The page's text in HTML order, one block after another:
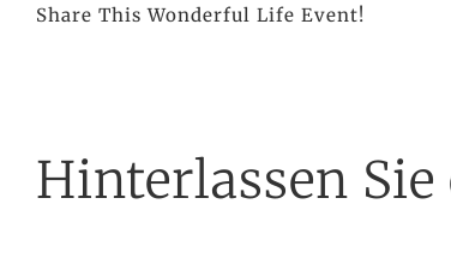
Share This Wonderful Life Event!
Hinterlassen